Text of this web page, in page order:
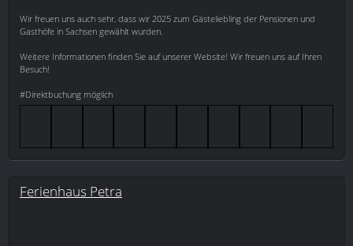
Wir freuen uns auch sehr, dass wir 2025 zum Gästeliebling der Pensionen und
Gasthöfe in Sachsen gewählt wurden.
Weitere Informationen finden Sie auf unserer Website! Wir freuen uns auf Ihren
Besuch!
#Direktbuchung möglich
Ferienhaus Petra